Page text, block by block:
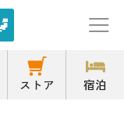
ストア 宿泊